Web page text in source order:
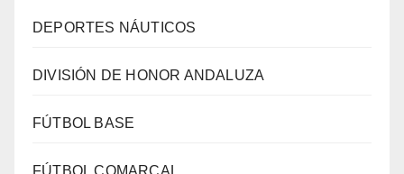
DEPORTES NÁUTICOS
DIVISIÓN DE HONOR ANDALUZA
FÚTBOL BASE